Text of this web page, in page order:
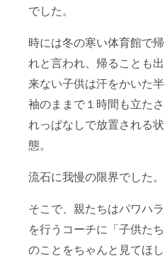
でした。
時には冬の寒い体育館で帰
れと言われ、帰ることも出
来ない子供は汗をかいた半
袖のままで１時間も立たさ
れっぱなしで放置される状
態。
流石に我慢の限界でした。
そこで、親たちはパワハラ
を行うコーチに「子供たち
のことをちゃんと見てほし